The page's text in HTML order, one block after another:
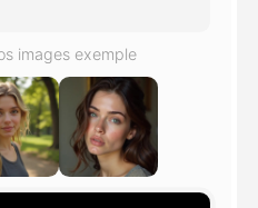
modèles
images exemple